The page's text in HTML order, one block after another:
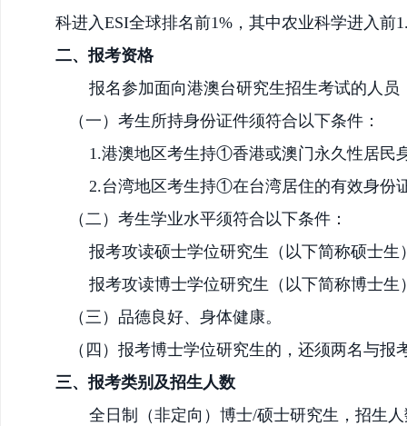
科进入ESI全球排名前1%，其中农业科学进入
二、报考资格
报名参加面向港澳台研究生招生考试的人员
（一）考生所持身份证件须符合以下条件：
1.港澳地区考生持①香港或澳门永久性居民
2.台湾地区考生持①在台湾居住的有效身份
（二）考生学业水平须符合以下条件：
报考攻读硕士学位研究生（以下简称硕士生
报考攻读博士学位研究生（以下简称博士
（三）品德良好、身体健康。
（四） 报考博士学位研究生的，还须两名与报
三、报考类别及招生人数
全日制
（非定向）博士/硕士研究生，招生